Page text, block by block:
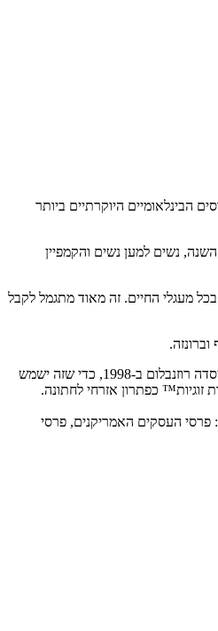
לאחד מהפרסים הבינלאומיים היוקרתיים ביותר
אנשים התחרו על הפרסים, ביותר מ-90 קטגוריות כולל מנהל השנה, יזם השנה, נשים למען נשים והקמפיין
יוקרתי ומוערך כמו פרס סטיבי. כולנו בארגון משפחה חדשה מחויבים מאוד לציבור המגוון אותו אנו משרתים בכבוד כבר 15 שנה, בכל מעגלי החיים. זה מאוד מתגמל לקבל
עורכת הדין אירית רוזנבלום המייסדת והרוח החיה של ארגון משפחה חדשה הנה אישה פורצת דרך, המובילה את המהפכה האזרחית בתחום חיי ודיני המשפחה. את ארגון משפחה חדשה ייסדה רוזנבלום ב-1998, כדי שזה ישמש
בעל הזיכיון להפקת תעודות זוגיות™ כפתרון אזרחי לחתונה.
פרסי העסקים האמריקנים, פרסי